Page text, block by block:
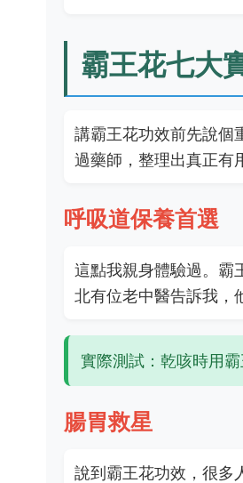
霸王花七大
講霸王花功效前先說個
過藥師，整理出真正有
呼吸道保養首選
這點我親身體驗過。霸
北有位老中醫告訴我，
實際測試：乾咳時用
腸胃救星
說到霸王花功效，很多